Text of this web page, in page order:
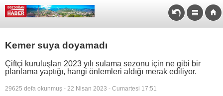
Kemer suya doyamadı
Çiftçi kuruluşları 2023 yılı sulama sezonu için ne gibi bir
planlama yaptığı, hangi önlemleri aldığı merak ediliyor.
29625 defa okunmuş - 22 Nisan 2023 - Cumartesi 17:51